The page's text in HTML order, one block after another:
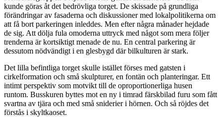
kunde göras åt det bedrövliga torget. De skissade på grundliga
förändringar av fasaderna och diskussioner med lokalpolitikerna om
att få bort parkeringen inleddes. Men efter några månader hejdade
de sig. Att dölja fula omoderna uttryck med något som mera följer
trenderna är kortsiktigt menade de nu. En central parkering är
dessutom nödvändigt i en glesbygd där bilkulturen är stark.
Det lilla befintliga torget skulle istället förses med gatsten i
cirkelformation och små skulpturer, en fontän och planteringar. Ett
intimt perspektiv som motvikt till de oproportionerliga husen
runtom. Busskuren byttes mot en ny i timrad färskbilad furu som fått
svartna av tjära och med små sniderier i hörnen. Och så röjdes det
förstås i skyltkaoset.